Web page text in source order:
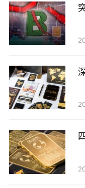
文本走向实战。
台风可以暂停一座
司已及时按照最小
入办公大楼，保证
其他人居家办公。
“台风期间，深圳全
一家中型基金公司
程办公措施，核心
需在岗，可通过远